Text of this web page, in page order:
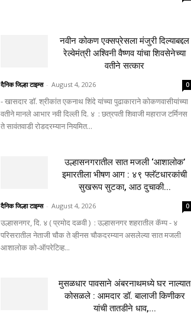
नवीन कोकण एक्सप्रेसला मंजुरी दिल्याबद्दल
रेल्वेमंत्री अश्विनी वैष्णव यांचा शिवसेनेच्या
वतीने सत्कार
दैनिक जिल्हा टाइम्स - August 4, 2026 0
- खासदार डॉ. श्रीकांत एकनाथ शिंदे यांच्या पुढाकाराने कोकणवासीयांच्या
वतीने मानले आभार नवी दिल्ली दि. ४ : छत्रपती शिवाजी महाराज टर्मिनस
ते सावंतवाडी रोडदरम्यान नियमित...
उल्हासनगरातील सात मजली ‘आशालोक’
इमारतीला भीषण आग : ४९ फ्लॅटधारकांची
सुखरूप सुटका, आठ दुचाकी...
दैनिक जिल्हा टाइम्स - August 4, 2026 0
उल्हासनगर, दि. ४ ( प्रमोद दळवी ) : उल्हासनगर शहरातील कॅम्प - ४
परिसरातील नेताजी चौक ते व्हीनस चौकदरम्यान असलेल्या सात मजली
आशालोक को-ऑपरेटिव्ह...
मुसळधार पावसाने अंबरनाथमध्ये घर नाल्यात
कोसळले : आमदार डॉ. बालाजी किणीकर
यांची तातडीने धाव,...